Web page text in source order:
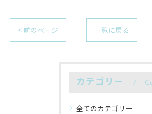
< 前のページ 一覧に戻る
カテゴリー
全てのカテゴリー